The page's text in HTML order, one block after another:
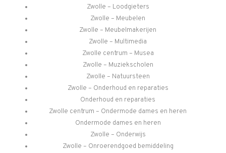
Zwolle – Loodgieters
Zwolle – Meubelen
Zwolle – Meubelmakerijen
Zwolle – Multimedia
Zwolle centrum – Musea
Zwolle – Muziekscholen
Zwolle – Natuursteen
Zwolle – Onderhoud en reparaties
Onderhoud en reparaties
Zwolle centrum – Ondermode dames en heren
Ondermode dames en heren
Zwolle – Onderwijs
Zwolle – Onroerendgoed bemiddeling